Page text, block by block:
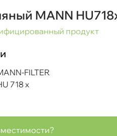
MANN
продукт
FILTER
718 x